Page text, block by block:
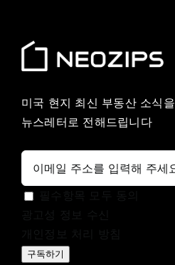
미국 현지 최신 부동산 소식을
뉴스레터로 전해드립니다
구독하기